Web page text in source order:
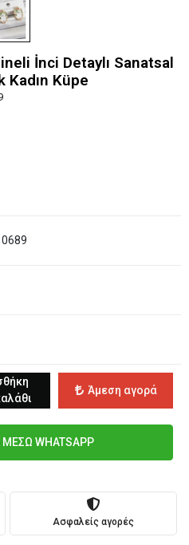
İnci Detaylı Sanatsal
Kadın Küpe
Άμεση αγορά
WHATSAPP
Ασφαλείς αγορές